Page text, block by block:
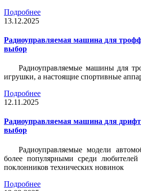
Подробнее
13.12.2025
Радиоуправляемая машина для
выбор
Радиоуправляемые машины для
игрушки, а настоящие спортивные
Подробнее
12.11.2025
Радиоуправляемая машина для
выбор
Радиоуправляемые модели
более популярными среди любителей
поклонников технических новинок
Подробнее